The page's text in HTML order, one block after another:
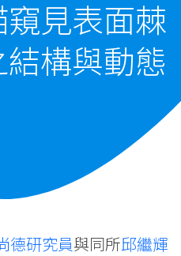
見表面棘
構與動態
德研究員與同所邱繼輝